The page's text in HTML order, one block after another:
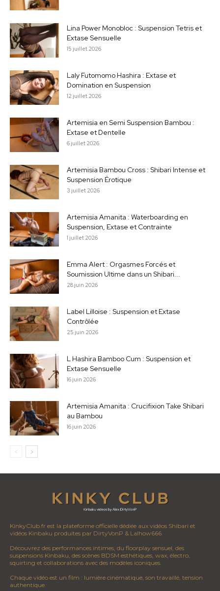
Lina Power Monobloc : Suspension Tetris et
Extase Sensuelle
15 juillet 2026
Laly Futomomo Hashira : Extase et
Domination en Suspension
12 juillet 2026
Artemisia en Semi Suspension Bambou :
Extase et Dentelle
6 juillet 2026
Artemisia Bambou Cross : Shibari Intense et
Suspension Érotique
3 juillet 2026
Artemisia Amanita : Waterboarding en
Suspension, Extase et Contrainte
1 juillet 2026
Emma Alert : Orgasmes Forcés et
Soumission Ultime dans un Shibari...
28 juin 2026
Label Lilloise : Suspension et Extase
Contrôlée
25 juin 2026
L Hashira Bamboo Cum : Suspension et
Extase Sensuelle
16 juin 2026
Artemisia Amanita : Crucifixion Take Shibari
au Bambou
16 juin 2026
KinkyClub.fr est la plateforme officielle dédiée aux vidéos Shibari et
vidéos Kinbaku produites par DirtyVonP & Lalhow666.
Découvrez des performances intimes, du floorplay sensuel, des
suspensions Kinbaku, des scènes BDSM esthétiques, wax, électro,
squirting et collaborations avec des modèles iconiques.
Chaque vidéo est un film : lumière cinématique, son travaillé, tension
authentique.